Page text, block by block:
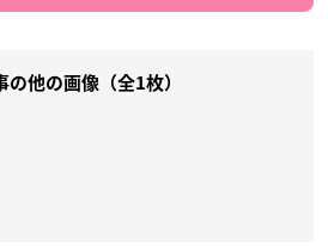
の他の画像（全1枚）